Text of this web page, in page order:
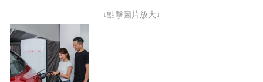
↓點擊圖片放大↓